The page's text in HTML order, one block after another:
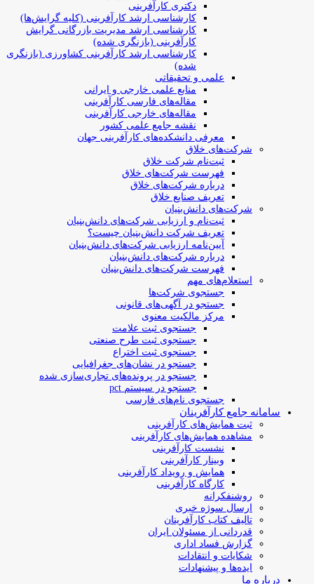
دکتری کارآفرینی
کارشناسی ارشد کارآفرینی (کلیه گرایش‌ها)
کارشناسی ارشد مدیریت بازرگانی گرایش
کارآفرینی (بازنگری شده)
کارشناسی ارشد کارآفرینی کشاورزی (بازنگری
شده)
علمی و تحقیقاتی
منابع علمی خارجی و ایرانی
مقاله‌های فارسی کارآفرینی
مقاله‌های خارجی کارآفرینی
نقشه جامع علمی کشور
معرفی دانشکده‌های کارآفرینی جهان
شرکت‌های خلاق
ثبت‌نام شرکت خلاق
فهرست شرکت‌های خلاق
درباره شرکت‌های خلاق
تعریف صنایع خلاق
شرکت‌های دانش‌بنیان
ثبت‌نام و ارزیابی شرکت‌های دانش‌بنیان
تعریف شرکت دانش‌بنیان چیست؟
آیین‌نامه ارزیابی شرکت‌های دانش‌بنیان
درباره شرکت‌های دانش‌بنیان
فهرست شرکت‌های دانش‌بنیان
استعلام‌های مهم
جستجوی شرکت‌ها
جستجو در آگهی‌های قانونی
مرکز مالکیت معنوی
جستجوی ثبت علامت
جستجوی ثبت طرح صنعتی
جستجوی ثبت اختراع
جستجو در نشان‌های جغرافیایی
جستجو در پرونده‌های تجاری‌سازی شده
جستجو در سیستم pct
جستجوی نام‌های فارسی
سامانه جامع کارآفرینان
ثبت همایش‌های کارآفرینی
مشاهده همایش‌های کارآفرینی
نشست کارآفرینی
وبینار کارآفرینی
همایش و رویداد کارآفرینی
کارگاه کارآفرینی
روشنفکرانه
ارسال سوژه‌ خبری
تالیف کتاب کارآفرینان
قدردانی از مسئولان ایران
گزارش فساد اداری
شکایات و انتقادات
ایده‌ها و پیشنهادات
درباره ما